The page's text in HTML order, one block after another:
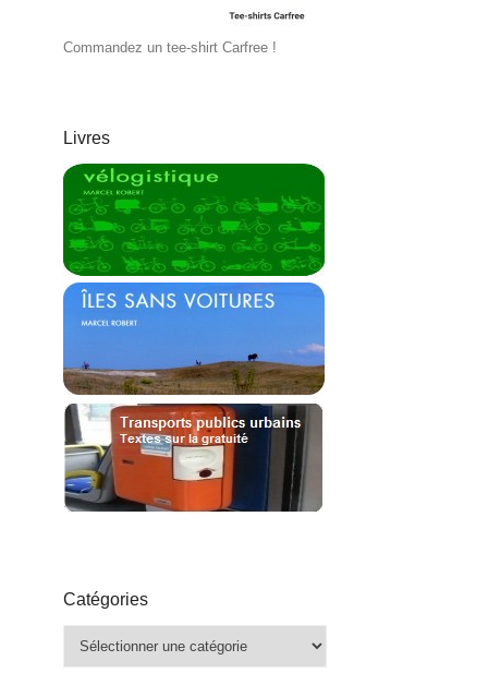
Commandez un tee-shirt Carfree !
Livres
Catégories